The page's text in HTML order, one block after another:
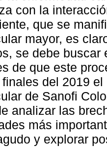
con la
que se
mayor, es
se debe
de que este
del 2019
de Sanofi
analizar las
más
y explorar